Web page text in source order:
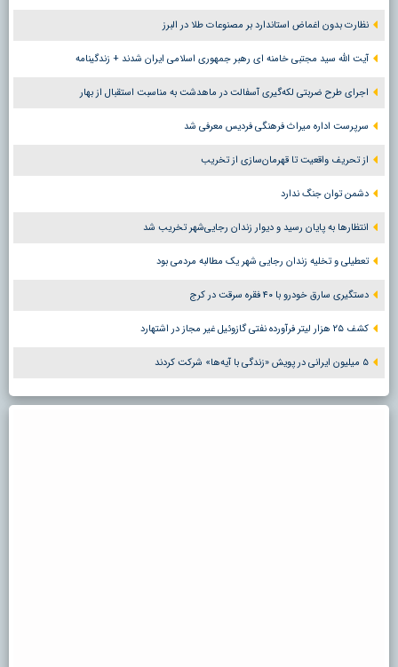
نظارت بدون اغماض استاندارد بر مصنوعات طلا در البرز
آیت الله سید مجتبی خامنه ای رهبر جمهوری اسلامی ایران شدند + زندگینامه
اجرای طرح ضربتی لکه‌گیری آسفالت در ماهدشت به مناسبت استقبال از بهار
سرپرست اداره میراث فرهنگی فردیس معرفی شد
از تحریف واقعیت تا قهرمان‌سازی از تخریب
دشمن توان جنگ ندارد
انتظارها به پایان رسید و دیوار زندان رجایی‌شهر تخریب شد
تعطیلی و تخلیه زندان رجایی شهر یک مطالبه مردمی بود
دستگیری سارق خودرو با ۴۰ فقره سرقت در کرج
کشف ۲۵ هزار لیتر فرآورده نفتی گازوئیل غیر مجاز در اشتهارد
۵ میلیون ایرانی در پویش «زندگی با آیه‌ها» شرکت کردند